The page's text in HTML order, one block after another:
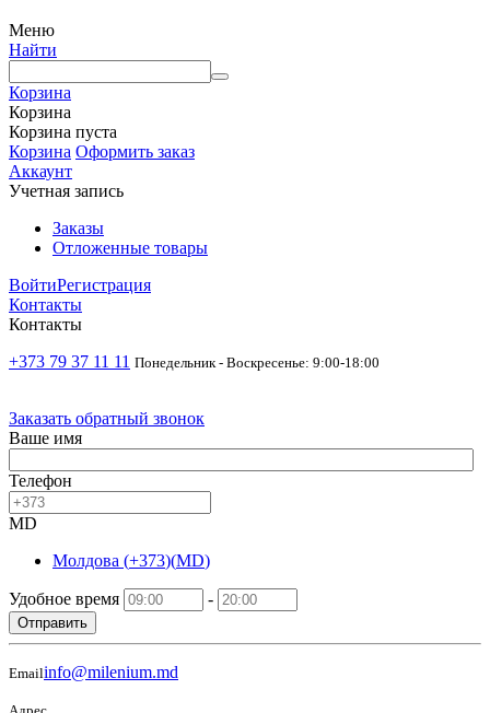
Меню
Найти
Корзина
Корзина
Корзина пуста
Корзина Оформить заказ
Аккаунт
Учетная запись
Заказы
Отложенные товары
ВойтиРегистрация
Контакты
Контакты
+373 79 37 11 11 Понедельник - Воскресенье: 9:00-18:00
Заказать обратный звонок
Ваше имя
Телефон
MD
Молдова (+373)(MD)
Удобное время -
Отправить
Emailinfo@milenium.md